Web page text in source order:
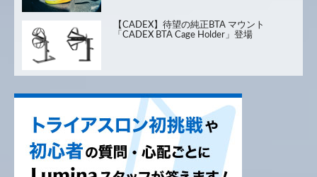
【CADEX】待望の純正BTA マウント
「CADEX BTA Cage Holder」登場